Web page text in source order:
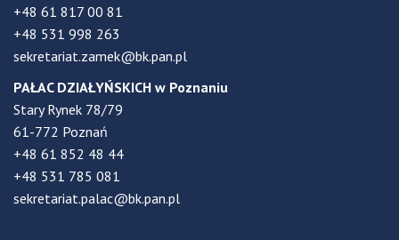
+48 61 817 00 81
+48 531 998 263
sekretariat.zamek@bk.pan.pl
PAŁAC DZIAŁYŃSKICH w Poznaniu
Stary Rynek 78/79
61-772 Poznań
+48 61 852 48 44
+48 531 785 081
sekretariat.palac@bk.pan.pl